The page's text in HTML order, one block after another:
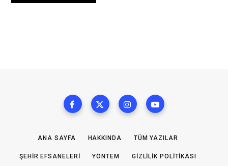
ANA SAYFA HAKKINDA TÜM YAZILAR
ŞEHIR EFSANELERI YÖNTEM GIZLILIK POLITIKASI